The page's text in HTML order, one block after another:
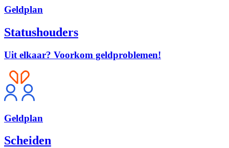
Geldplan
Statushouders
Uit elkaar? Voorkom geldproblemen!
Geldplan
Scheiden